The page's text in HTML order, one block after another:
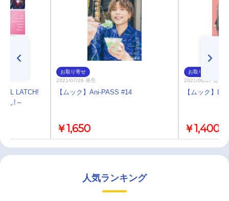
LATCH!
し!～
お取り寄せ
2021/07/28 発売
【ムック】Ani-PASS #14
￥1,650
お取り寄せ
2021/06/07 発売
【ムック】
￥1,400
人気ランキング